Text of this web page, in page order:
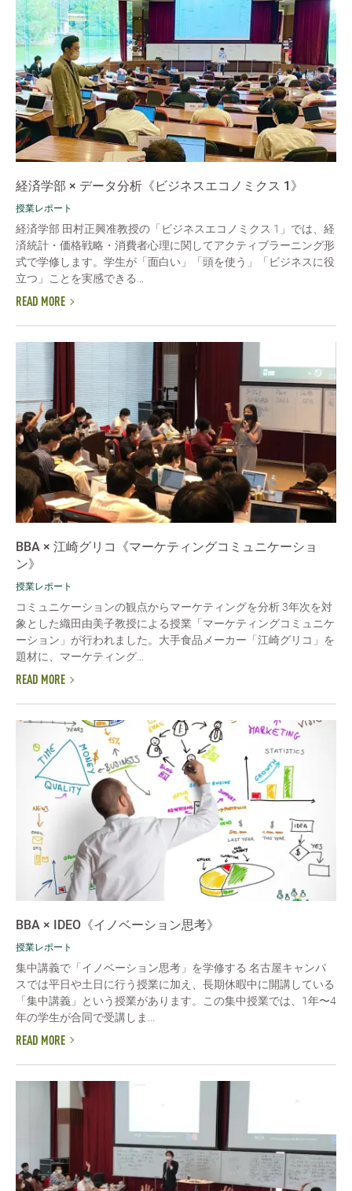
経済学部 × データ分析《ビジネスエコノミクス 1》
授業レポート
経済学部 田村正興准教授の「ビジネスエコノミクス 1」では、経
済統計・価格戦略・消費者心理に関してアクティブラーニング形
式で学修します。学生が「面白い」「頭を使う」「ビジネスに役
立つ」ことを実感できる...
READ MORE
BBA × 江崎グリコ《マーケティングコミュニケーショ
ン》
授業レポート
コミュニケーションの観点からマーケティングを分析 3年次を対
象とした織田由美子教授による授業「マーケティングコミュニケ
ーション」が行われました。大手食品メーカー「江崎グリコ」を
題材に、マーケティング...
READ MORE
BBA × IDEO《イノベーション思考》
授業レポート
集中講義で「イノベーション思考」を学修する 名古屋キャンパ
スでは平日や土日に行う授業に加え、長期休暇中に開講している
「集中講義」という授業があります。この集中授業では、1年〜4
年の学生が合同で受講しま...
READ MORE